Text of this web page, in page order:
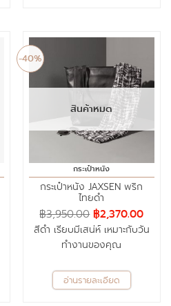
สินค้าหมด
-40%
กระเป๋าหนัง
กระเป๋าหนัง JAXSEN พริก
ไทยดำ
฿3,950.00 ฿2,370.00
สีดำ เรียบมีเสน่ห์ เหมาะกับวัน
ทำงานของคุณ
อ่านรายละเอียด